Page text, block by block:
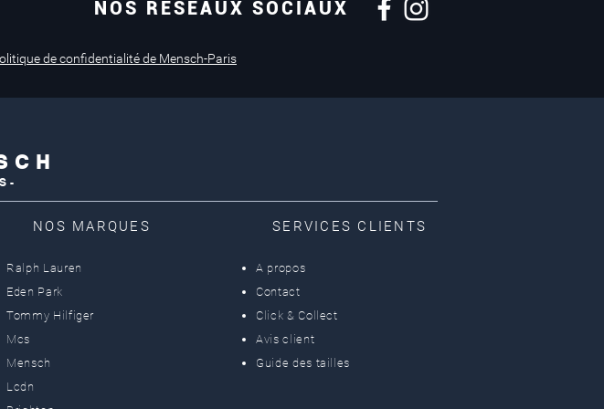
en magasin
NOS RÉSEAUX SOCIAUX
de confidentialité de Mensch-Paris
C H
-
NOS MARQUES
Ralph Lauren
Eden Park
Tommy Hilfiger
Mcs
Mensch
Lcdn
SERVICES CLIENTS
A propos
Contact
Click & Collect
Avis client
Guide des tailles